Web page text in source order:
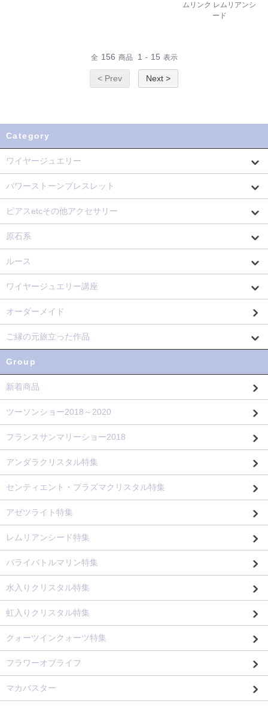
ムリンク レムリアンシ
ード
全 156 商品 1 - 15 表示
< Prev Next >
Category
ワイヤージュエリー
パワーストーンブレスレット
ピアスetcその他アクセサリー
原石系
ルース
ワイヤージュエリー講座
オーダーメイド
ご縁の元旅立った作品
Group
新着商品
ツーソンショー2018～2020
フランスサンマリーショー2018
アンダラクリスタル特集
センティエント・プラズマクリスタル特集
アゼツライト特集
レムリアンシード特集
パライバトルマリン特集
水入りクリスタル特集
虹入りクリスタル特集
クォーツインクォーツ特集
フラワーオブライフ
マカバスター